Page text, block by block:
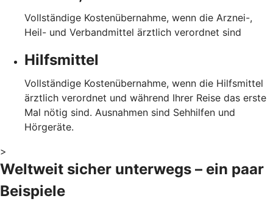
Vollständige Kostenübernahme, wenn die Arznei-,
Heil- und Verbandmittel ärztlich verordnet sind
Hilfsmittel
Vollständige Kostenübernahme, wenn die Hilfsmittel
ärztlich verordnet und während Ihrer Reise das erste
Mal nötig sind. Ausnahmen sind Sehhilfen und
Hörgeräte.
>
Weltweit sicher unterwegs – ein paar
Beispiele